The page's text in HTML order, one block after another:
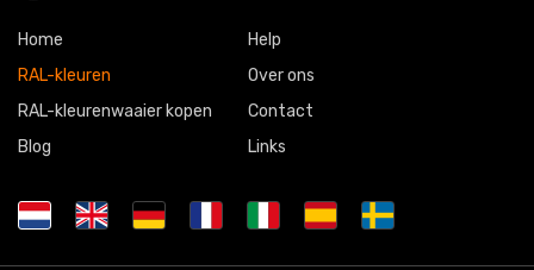
Home
RAL-kleuren
RAL-kleurenwaaier kopen
Blog
Help
Over ons
Contact
Links